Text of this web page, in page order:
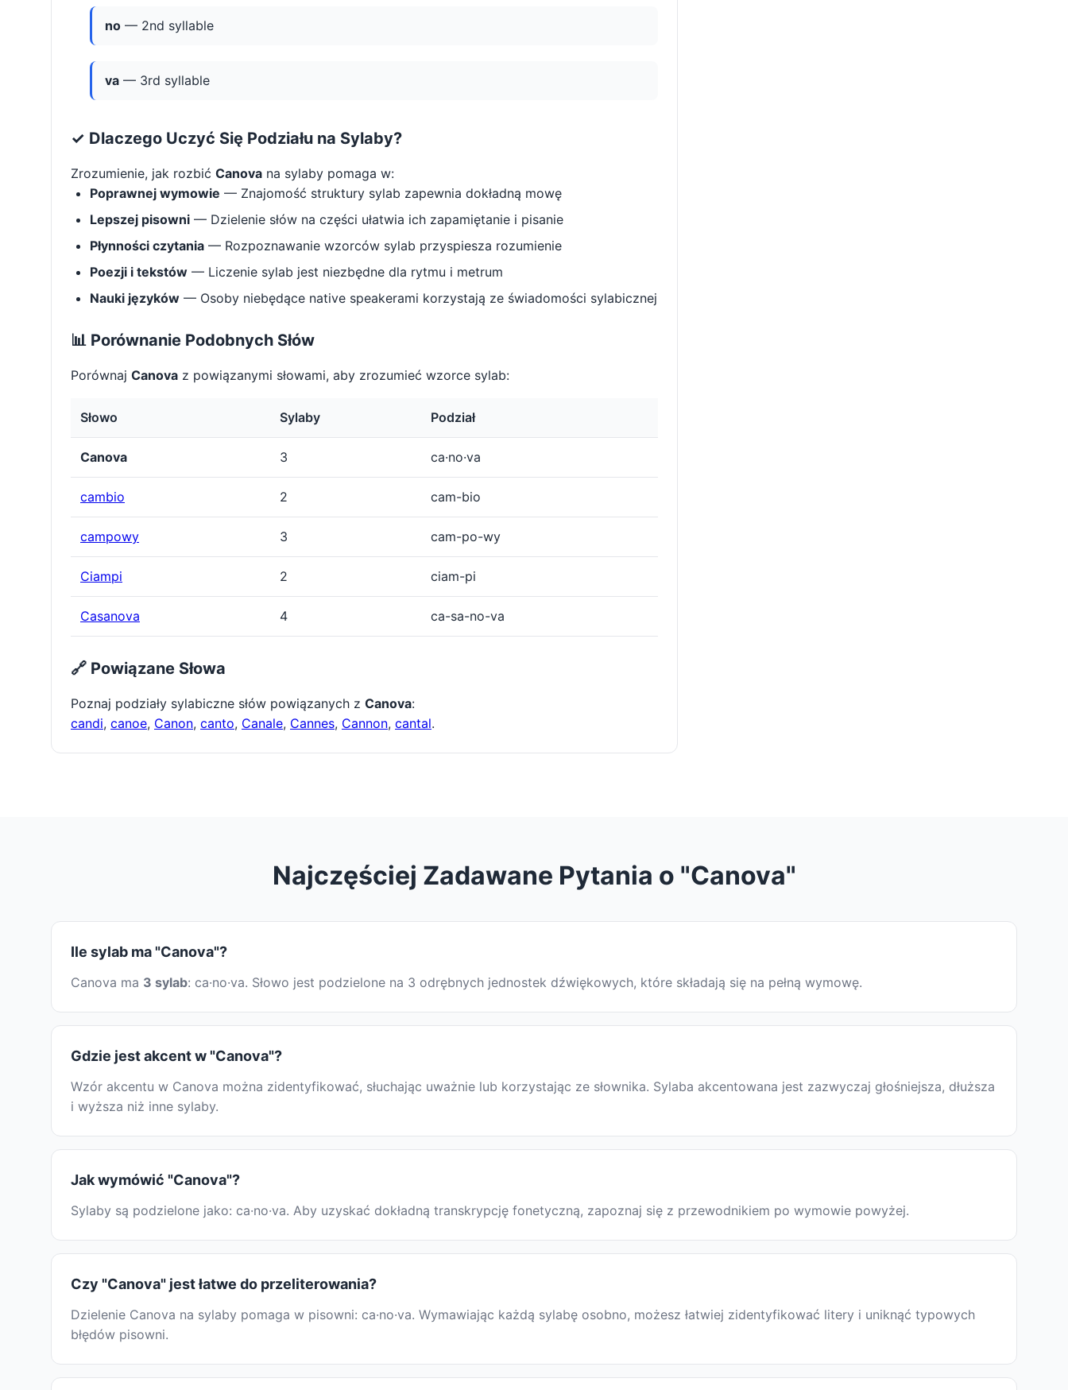
no — 2nd syllable
va — 3rd syllable
✓ Dlaczego Uczyć Się Podziału na Sylaby?
Zrozumienie, jak rozbić Canova na sylaby pomaga w:
Poprawnej wymowie — Znajomość struktury sylab zapewnia dokładną mowę
Lepszej pisowni — Dzielenie słów na części ułatwia ich zapamiętanie i pisanie
Płynności czytania — Rozpoznawanie wzorców sylab przyspiesza rozumienie
Poezji i tekstów — Liczenie sylab jest niezbędne dla rytmu i metrum
Nauki języków — Osoby niebędące native speakerami korzystają ze świadomości sylabicznej
📊 Porównanie Podobnych Słów
Porównaj Canova z powiązanymi słowami, aby zrozumieć wzorce sylab:
Słowo Sylaby Podział
Canova 3 ca·no·va
cambio 2 cam-bio
campowy 3 cam-po-wy
Ciampi 2 ciam-pi
Casanova 4 ca-sa-no-va
🔗 Powiązane Słowa
Poznaj podziały sylabiczne słów powiązanych z Canova:
candi, canoe, Canon, canto, Canale, Cannes, Cannon, cantal.
Najczęściej Zadawane Pytania o "Canova"
Ile sylab ma "Canova"?
Canova ma 3 sylab: ca·no·va. Słowo jest podzielone na 3 odrębnych jednostek dźwiękowych, które składają się na pełną wymowę.
Gdzie jest akcent w "Canova"?
Wzór akcentu w Canova można zidentyfikować, słuchając uważnie lub korzystając ze słownika. Sylaba akcentowana jest zazwyczaj głośniejsza, dłuższa
i wyższa niż inne sylaby.
Jak wymówić "Canova"?
Sylaby są podzielone jako: ca·no·va. Aby uzyskać dokładną transkrypcję fonetyczną, zapoznaj się z przewodnikiem po wymowie powyżej.
Czy "Canova" jest łatwe do przeliterowania?
Dzielenie Canova na sylaby pomaga w pisowni: ca·no·va. Wymawiając każdą sylabę osobno, możesz łatwiej zidentyfikować litery i uniknąć typowych
błędów pisowni.